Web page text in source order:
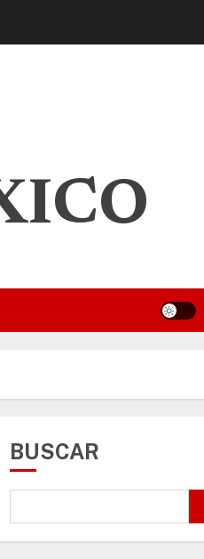
BUSCAR